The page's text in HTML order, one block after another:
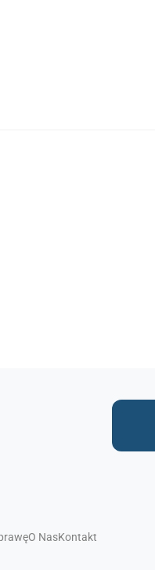
O NasKontakt